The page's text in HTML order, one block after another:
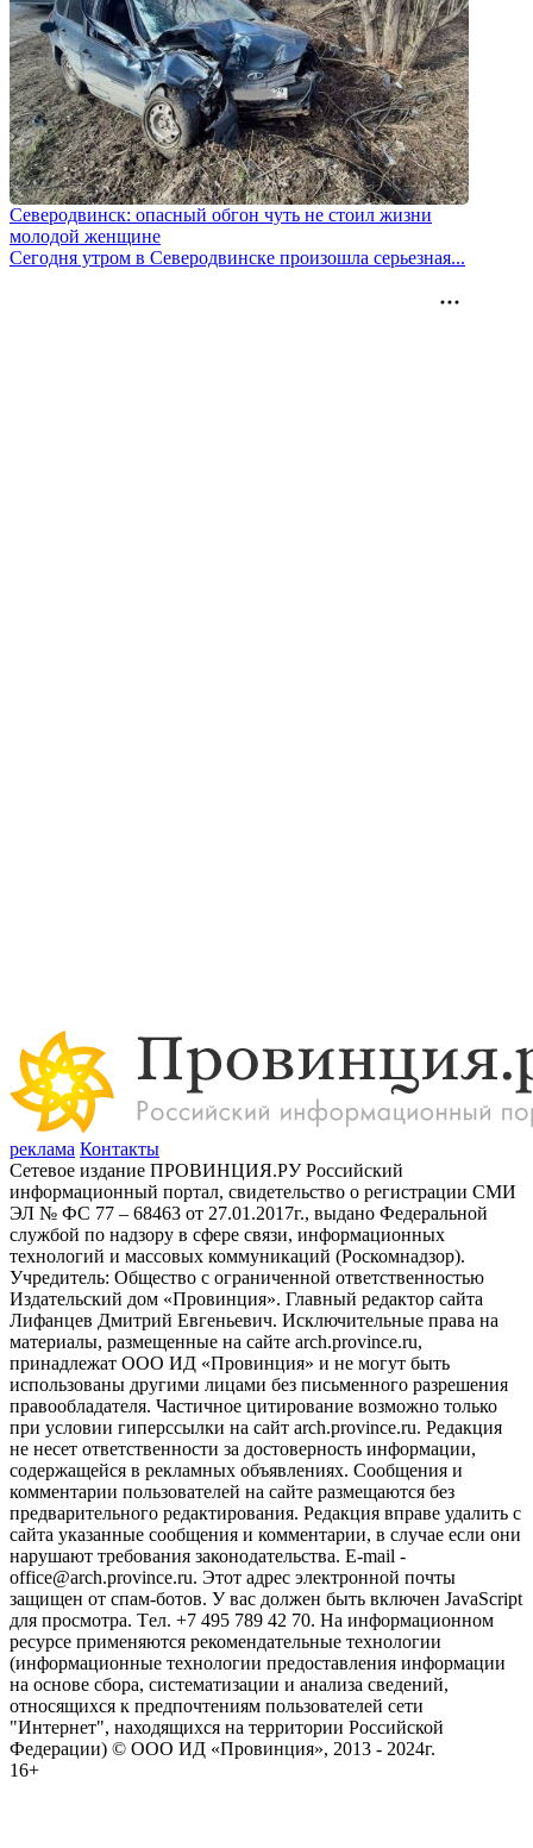
Северодвинск: опасный обгон чуть не стоил жизни
молодой женщине
Сегодня утром в Северодвинске произошла серьезная...
реклама Контакты
Сетевое издание ПРОВИНЦИЯ.РУ Российский
информационный портал, свидетельство о регистрации СМИ
ЭЛ № ФС 77 – 68463 от 27.01.2017г., выдано Федеральной
службой по надзору в сфере связи, информационных
технологий и массовых коммуникаций (Роскомнадзор).
Учредитель: Общество с ограниченной ответственностью
Издательский дом «Провинция». Главный редактор сайта
Лифанцев Дмитрий Евгеньевич. Исключительные права на
материалы, размещенные на сайте arch.province.ru,
принадлежат ООО ИД «Провинция» и не могут быть
использованы другими лицами без письменного разрешения
правообладателя. Частичное цитирование возможно только
при условии гиперссылки на сайт arch.province.ru. Редакция
не несет ответственности за достоверность информации,
содержащейся в рекламных объявлениях. Сообщения и
комментарии пользователей на сайте размещаются без
предварительного редактирования. Редакция вправе удалить с
сайта указанные сообщения и комментарии, в случае если они
нарушают требования законодательства. E-mail -
office@arch.province.ru. Этот адрес электронной почты
защищен от спам-ботов. У вас должен быть включен JavaScript
для просмотра. Tел. +7 495 789 42 70. На информационном
ресурсе применяются рекомендательные технологии
(информационные технологии предоставления информации
на основе сбора, систематизации и анализа сведений,
относящихся к предпочтениям пользователей сети
"Интернет", находящихся на территории Российской
Федерации) © ООО ИД «Провинция», 2013 - 2024г.
16+